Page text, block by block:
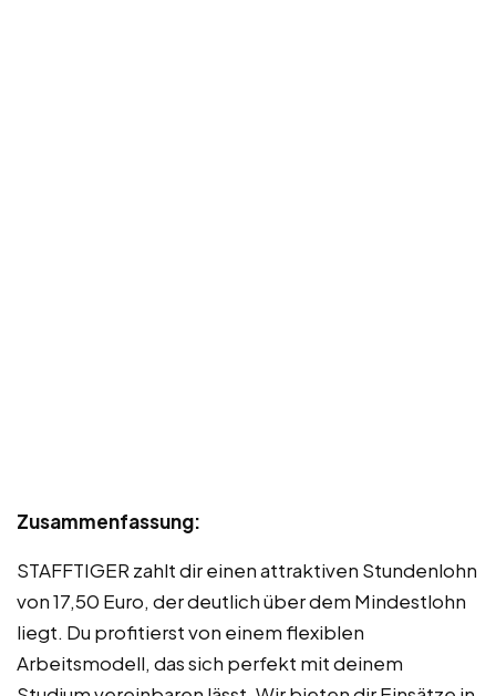
Zusammenfassung:
STAFFTIGER zahlt dir einen attraktiven Stundenlohn
von 17,50 Euro, der deutlich über dem Mindestlohn
liegt. Du profitierst von einem flexiblen
Arbeitsmodell, das sich perfekt mit deinem